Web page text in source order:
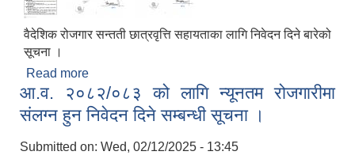
वैदेशिक रोजगार सन्तती छात्रवृत्ति सहायताका लागि निवेदन दिने बारेको
सूचना ।
Read more
निवेदन दिने बारेको सूचना
आ.व. २०८२/०८३ को लागि न्यूनतम रोजगारीमा
संलग्न हुन निवेदन दिने सम्बन्धी सूचना ।
Submitted on: Wed, 02/12/2025 - 13:45